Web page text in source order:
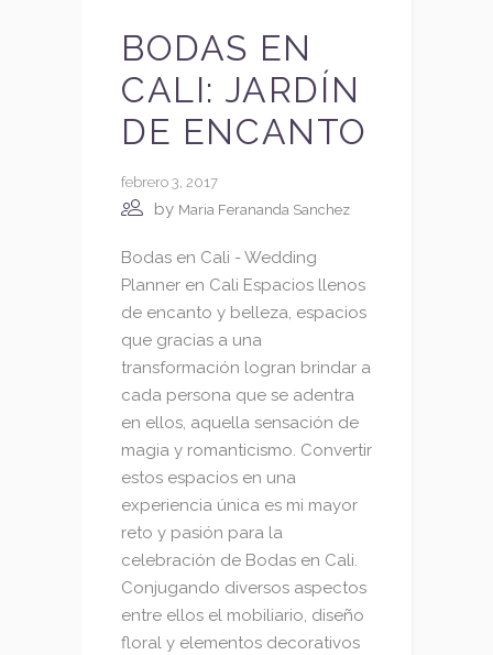
BODAS EN
CALI: JARDÍN
DE ENCANTO
febrero 3, 2017
by Maria Ferananda Sanchez
Bodas en Cali - Wedding
Planner en Cali Espacios llenos
de encanto y belleza, espacios
que gracias a una
transformación logran brindar a
cada persona que se adentra
en ellos, aquella sensación de
magia y romanticismo. Convertir
estos espacios en una
experiencia única es mi mayor
reto y pasión para la
celebración de Bodas en Cali.
Conjugando diversos aspectos
entre ellos el mobiliario, diseño
floral y elementos decorativos